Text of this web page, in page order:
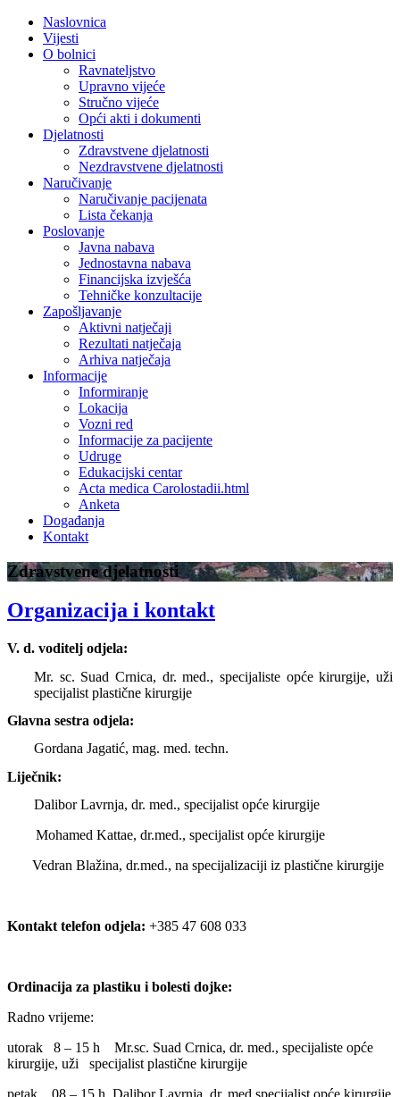
Naslovnica
Vijesti
O bolnici
Ravnateljstvo
Upravno vijeće
Stručno vijeće
Opći akti i dokumenti
Djelatnosti
Zdravstvene djelatnosti
Nezdravstvene djelatnosti
Naručivanje
Naručivanje pacijenata
Lista čekanja
Poslovanje
Javna nabava
Jednostavna nabava
Financijska izvješća
Tehničke konzultacije
Zapošljavanje
Aktivni natječaji
Rezultati natječaja
Arhiva natječaja
Informacije
Informiranje
Lokacija
Vozni red
Informacije za pacijente
Udruge
Edukacijski centar
Acta medica Carolostadii.html
Anketa
Događanja
Kontakt
Zdravstvene djelatnosti
Organizacija i kontakt
V. d. voditelj odjela:
Mr. sc. Suad Crnica, dr. med., specijaliste opće kirurgije, uži
specijalist plastične kirurgije
Glavna sestra odjela:
Gordana Jagatić, mag. med. techn.
Liječnik:
Dalibor Lavrnja, dr. med., specijalist opće kirurgije
Mohamed Kattae, dr.med., specijalist opće kirurgije
Vedran Blažina, dr.med., na specijalizaciji iz plastične kirurgije
Kontakt telefon odjela: +385 47 608 033
Ordinacija za plastiku i bolesti dojke:
Radno vrijeme:
utorak 8 – 15 h Mr.sc. Suad Crnica, dr. med., specijaliste opće
kirurgije, uži specijalist plastične kirurgije
petak 08 – 15 h Dalibor Lavrnja, dr. med.specijalist opće kirurgije